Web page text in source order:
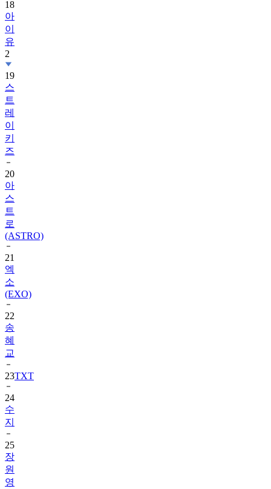
이
유
2
19
스
트
레
이
키
즈
20
아
스
트
로
(ASTRO)
21
엑
소
(EXO)
22
송
혜
교
23
24
수
지
25
장
원
영
26